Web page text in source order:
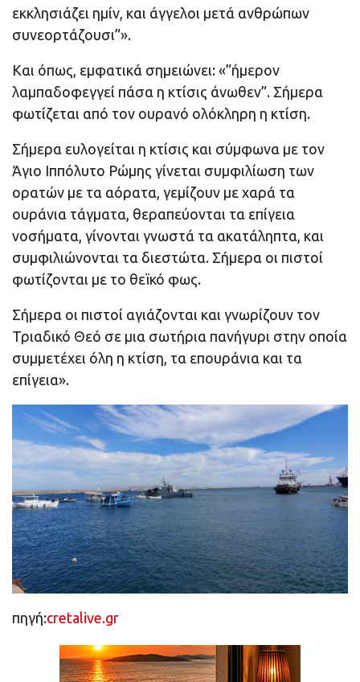
εκκλησιάζει ημίν, και άγγελοι μετά ανθρώπων
συνεορτάζουσι”».
Και όπως, εμφατικά σημειώνει: «”ήμερον
λαμπαδοφεγγεί πάσα η κτίσις άνωθεν”. Σήμερα
φωτίζεται από τον ουρανό ολόκληρη η κτίση.
Σήμερα ευλογείται η κτίσις και σύμφωνα με τον
Άγιο Ιππόλυτο Ρώμης γίνεται συμφιλίωση των
ορατών με τα αόρατα, γεμίζουν με χαρά τα
ουράνια τάγματα, θεραπεύονται τα επίγεια
νοσήματα, γίνονται γνωστά τα ακατάληπτα, και
συμφιλιώνονται τα διεστώτα. Σήμερα οι πιστοί
φωτίζονται με το θεϊκό φως.
Σήμερα οι πιστοί αγιάζονται και γνωρίζουν τον
Τριαδικό Θεό σε μια σωτήρια πανήγυρι στην οποία
συμμετέχει όλη η κτίση, τα επουράνια και τα
επίγεια».
πηγή:cretalive.gr